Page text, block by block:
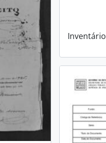
Inventário